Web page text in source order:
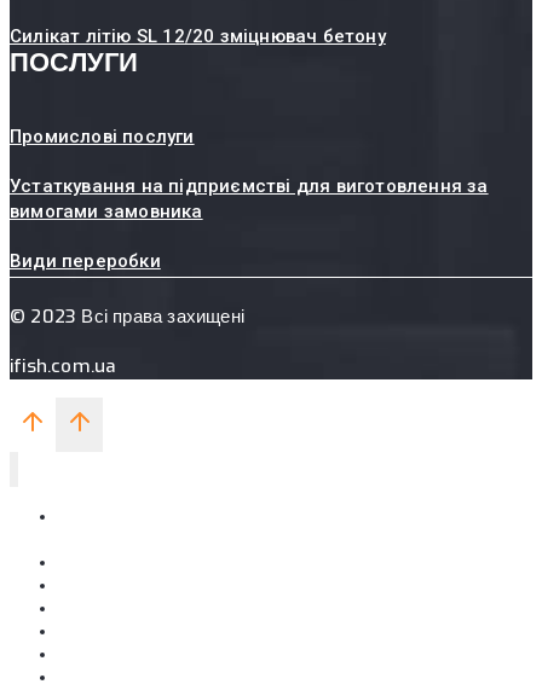
Силікат літію SL 12/20 зміцнювач бетону
ПОСЛУГИ
Промислові послуги
Устаткування на підприємстві для виготовлення за
вимогами замовника
Види переробки
© 2023 Всі права захищені
ifish.com.ua